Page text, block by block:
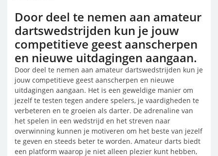
Door deel te nemen aan amateur
dartswedstrijden kun je jouw
competitieve geest aanscherpen
en nieuwe uitdagingen aangaan.
Door deel te nemen aan amateur dartswedstrijden kun je
jouw competitieve geest aanscherpen en nieuwe
uitdagingen aangaan. Het is een geweldige manier om
jezelf te testen tegen andere spelers, je vaardigheden te
verbeteren en te groeien als darter. De adrenaline van
het spelen in een wedstrijd en het streven naar
overwinning kunnen je motiveren om het beste van jezelf
te geven en steeds beter te worden. Amateur darts biedt
een platform waarop je niet alleen plezier kunt hebben,